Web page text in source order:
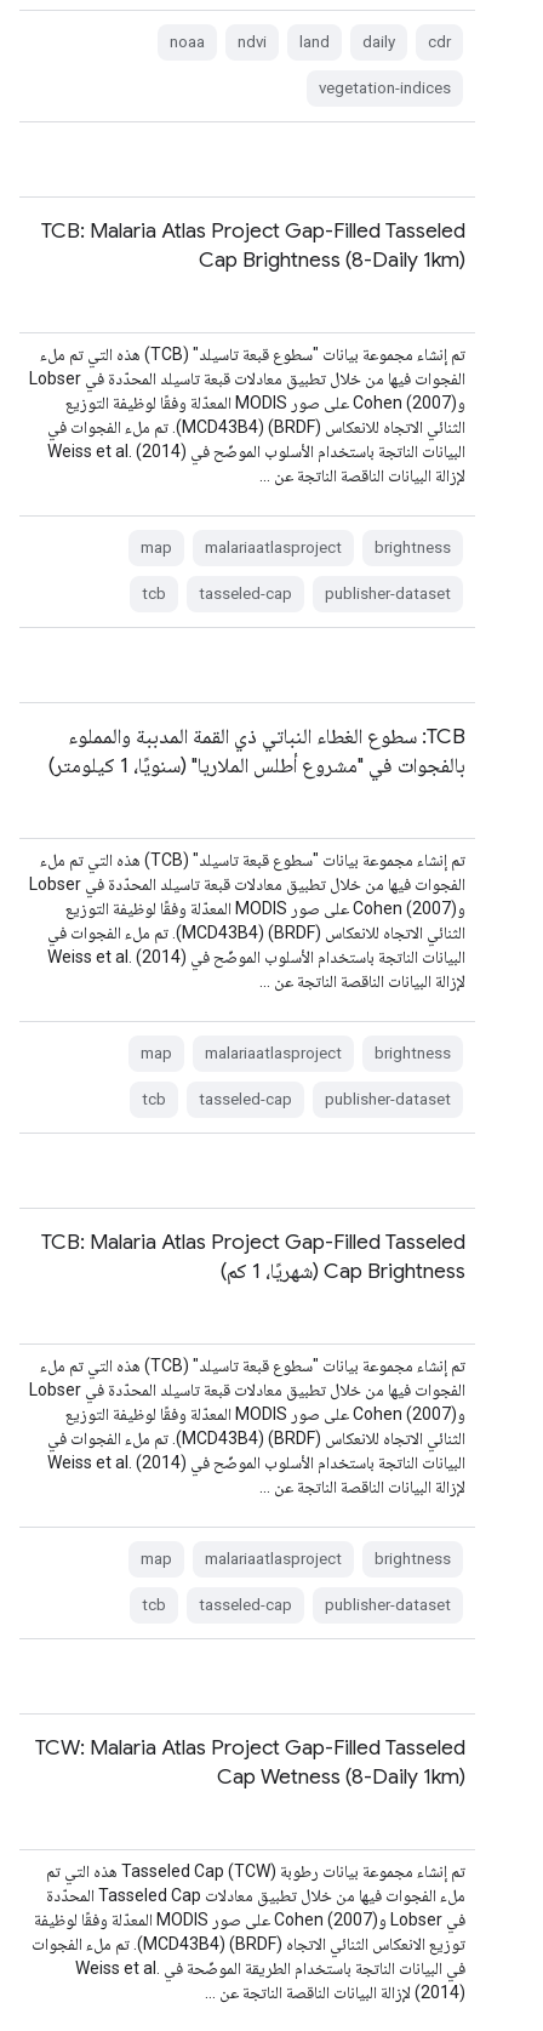
cdr
daily
land
ndvi
noaa
vegetation-indices
TCB: Malaria Atlas Project Gap-Filled Tasseled
Cap Brightness (8-Daily 1km)
تم إنشاء مجموعة بيانات "سطوع قبعة تاسيلد" (TCB) هذه التي تم ملء
الفجوات فيها من خلال تطبيق معادلات قبعة تاسيلد المحدّدة في Lobser
وCohen (2007) على صور MODIS المعدّلة وفقًا لوظيفة التوزيع
الثنائي الاتجاه للانعكاس (BRDF) (MCD43B4). تم ملء الفجوات في
البيانات الناتجة باستخدام الأسلوب الموضّح في Weiss et al. (2014)
لإزالة البيانات الناقصة الناتجة عن …
brightness
malariaatlasproject
map
publisher-dataset
tasseled-cap
tcb
TCB: سطوع الغطاء النباتي ذي القمة المدببة والمملوء
بالفجوات في "مشروع أطلس الملاريا" (سنويًا، 1 كيلومتر)
تم إنشاء مجموعة بيانات "سطوع قبعة تاسيلد" (TCB) هذه التي تم ملء
الفجوات فيها من خلال تطبيق معادلات قبعة تاسيلد المحدّدة في Lobser
وCohen (2007) على صور MODIS المعدّلة وفقًا لوظيفة التوزيع
الثنائي الاتجاه للانعكاس (BRDF) (MCD43B4). تم ملء الفجوات في
البيانات الناتجة باستخدام الأسلوب الموضّح في Weiss et al. (2014)
لإزالة البيانات الناقصة الناتجة عن …
brightness
malariaatlasproject
map
publisher-dataset
tasseled-cap
tcb
TCB: Malaria Atlas Project Gap-Filled Tasseled
Cap Brightness (شهريًا، 1 كم)
تم إنشاء مجموعة بيانات "سطوع قبعة تاسيلد" (TCB) هذه التي تم ملء
الفجوات فيها من خلال تطبيق معادلات قبعة تاسيلد المحدّدة في Lobser
وCohen (2007) على صور MODIS المعدّلة وفقًا لوظيفة التوزيع
الثنائي الاتجاه للانعكاس (BRDF) (MCD43B4). تم ملء الفجوات في
البيانات الناتجة باستخدام الأسلوب الموضّح في Weiss et al. (2014)
لإزالة البيانات الناقصة الناتجة عن …
brightness
malariaatlasproject
map
publisher-dataset
tasseled-cap
tcb
TCW: Malaria Atlas Project Gap-Filled Tasseled
Cap Wetness (8-Daily 1km)
تم إنشاء مجموعة بيانات رطوبة Tasseled Cap (TCW) هذه التي تم
ملء الفجوات فيها من خلال تطبيق معادلات Tasseled Cap المحدّدة
في Lobser وCohen (2007) على صور MODIS المعدّلة وفقًا لوظيفة
توزيع الانعكاس الثنائي الاتجاه (BRDF) (MCD43B4). تم ملء الفجوات
في البيانات الناتجة باستخدام الطريقة الموضّحة في Weiss et al.
(2014) لإزالة البيانات الناقصة الناتجة عن …